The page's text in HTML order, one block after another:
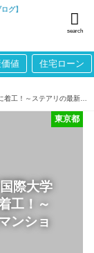
グ】
search
値 住宅ローン
際大学
工！～
ンショ
東京都